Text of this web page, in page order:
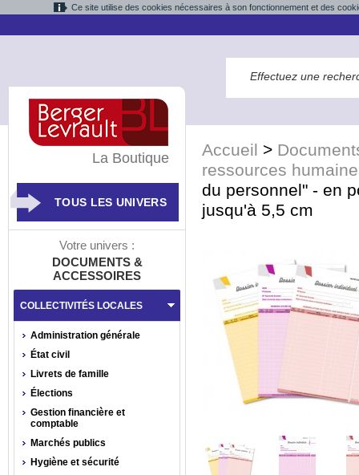
Ce site utilise des cookies nécessaires à son fonctionnement et des
Accueil >
ressources
du personnel" - en
jusqu'à 5,5 cm
La Boutique
TOUS LES UNIVERS
Votre univers :
DOCUMENTS &
ACCESSOIRES
COLLECTIVITÉS LOCALES
Administration générale
État civil
Livrets de famille
Élections
Gestion financière et
comptable
Marchés publics
Hygiène et sécurité